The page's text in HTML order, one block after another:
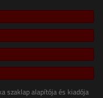
szaklap alapítója és kiadója